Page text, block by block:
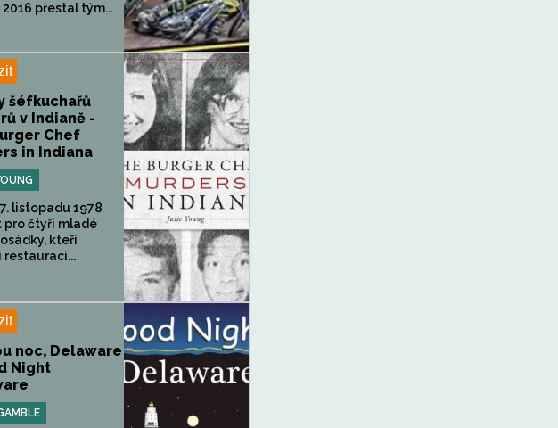
přestal tým...
šéfkuchařů
v Indianě -
Chef
in Indiana
listopadu 1978
pro čtyři mladé
kteří
restauraci...
noc, Delaware
Night